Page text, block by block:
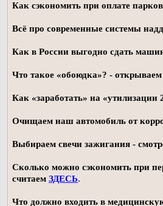
Как сэкономить при оплате
Всё про современные системы
Как в России выгодно сдать
Что такое «обоюдка»? -
Как «заработать» на «утилизации
Очищаем наш автомобиль от
Выбираем свечи зажигания -
Сколько можно сэкономить при
считаем ЗДЕСЬ.
Что должно входить в